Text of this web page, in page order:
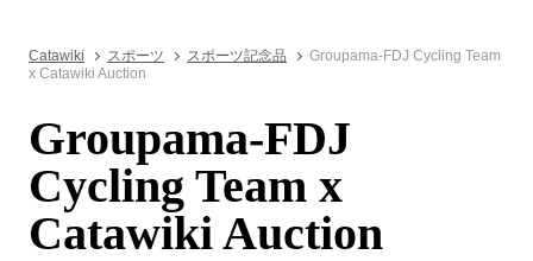
Catawiki スポーツ スポーツ記念品
Groupama-FDJ Cycling Team
x Catawiki Auction
Groupama-FDJ
Cycling Team x
Catawiki Auction